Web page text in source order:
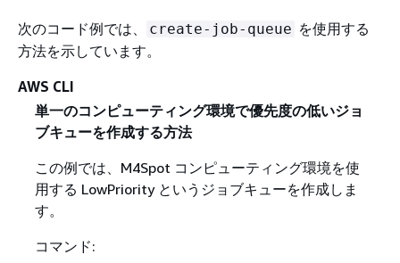
次のコード例では、 create-job-queue を使用する
方法を示しています。
AWS CLI
単一のコンピューティング環境で優先度の低いジョ
ブキューを作成する方法
この例では、M4Spot コンピューティング環境を使
用する LowPriority というジョブキューを作成しま
す。
コマンド: